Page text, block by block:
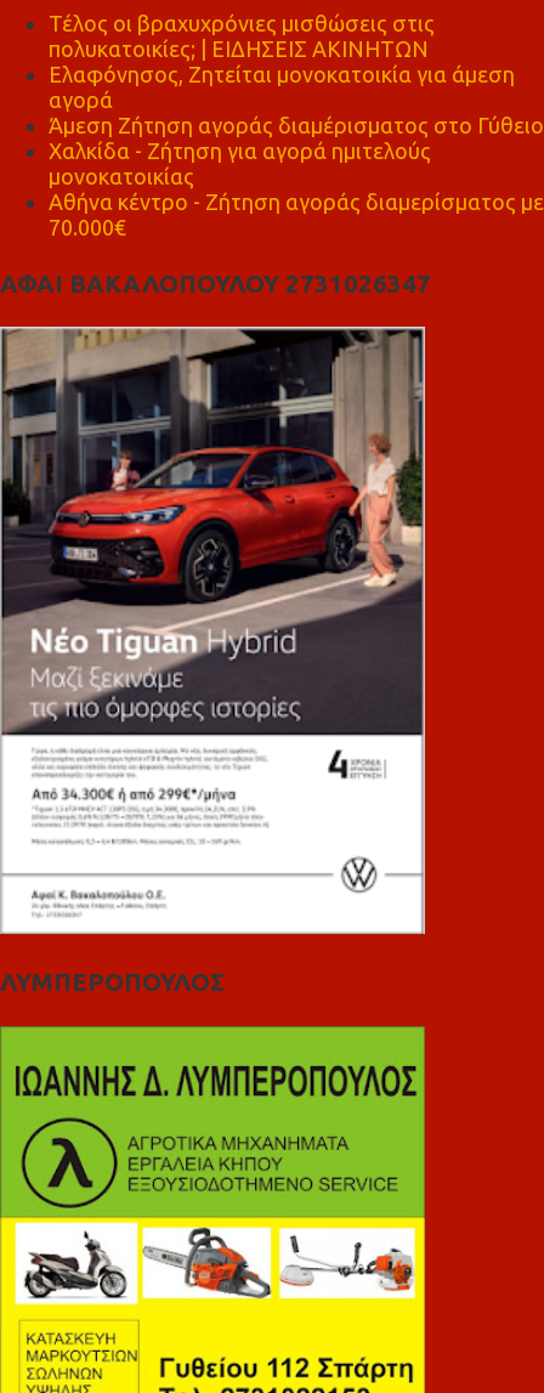
Τέλος οι βραχυχρόνιες μισθώσεις στις
πολυκατοικίες; | ΕΙΔΗΣΕΙΣ ΑΚΙΝΗΤΩΝ
Ελαφόνησος, Ζητείται μονοκατοικία για άμεση
αγορά
Άμεση Ζήτηση αγοράς διαμέρισματος στο Γύθειο
Χαλκίδα - Ζήτηση για αγορά ημιτελούς
μονοκατοικίας
Αθήνα κέντρο - Ζήτηση αγοράς διαμερίσματος με
70.000€
ΑΦΑΙ ΒΑΚΑΛΟΠΟΥΛΟΥ 2731026347
ΛΥΜΠΕΡΟΠΟΥΛΟΣ